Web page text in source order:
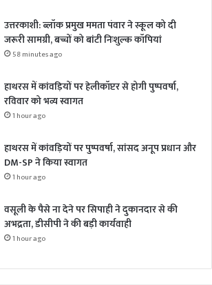
उत्तरकाशी: ब्लॉक प्रमुख ममता पंवार ने स्कूल को दी
जरूरी सामग्री, बच्चों को बांटी निःशुल्क कॉपियां
58 minutes ago
हाथरस में कांवड़ियों पर हेलीकॉप्टर से होगी पुष्पवर्षा,
रविवार को भव्य स्वागत
1 hour ago
हाथरस में कांवड़ियों पर पुष्पवर्षा, सांसद अनूप प्रधान और
DM-SP ने किया स्वागत
1 hour ago
वसूली के पैसे ना देने पर सिपाही ने दुकानदार से की
अभद्रता, डीसीपी ने की बड़ी कार्यवाही
1 hour ago